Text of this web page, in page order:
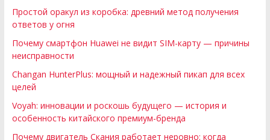
Простой оракул из коробка: древний метод получения
ответов у огня
Почему смартфон Huawei не видит SIM-карту — причины
неисправности
Changan HunterPlus: мощный и надежный пикап для всех
целей
Voyah: инновации и роскошь будущего — история и
особенность китайского премиум-бренда
Почему двигатель Скания работает неровно: когда